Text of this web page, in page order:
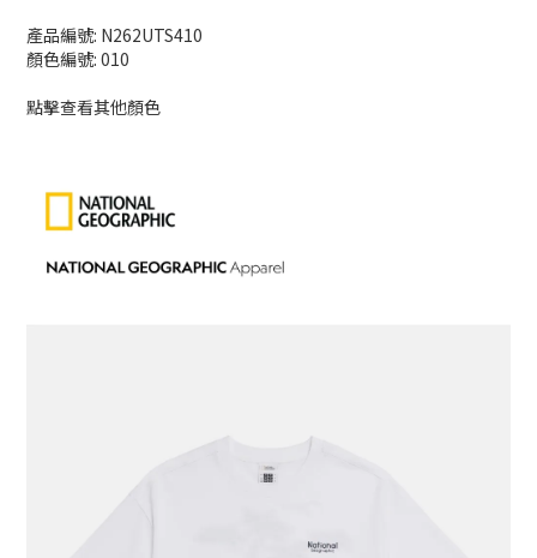
產品編號: N262UTS410
顏色編號: 010
點擊查看其他顏色